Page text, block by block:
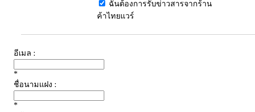
ฉันต้องการรับข่าวสารจากร้าน
ค้าไทยแวร์
อีเมล :
*
ชื่อนามแฝง :
*